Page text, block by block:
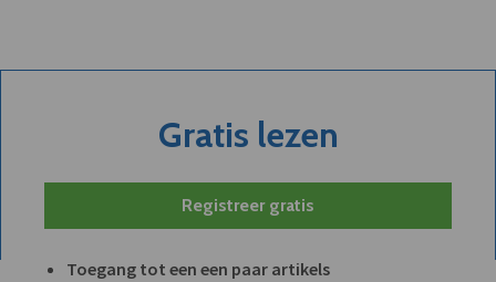
Gratis lezen
Registreer gratis
Toegang tot een een paar artikels